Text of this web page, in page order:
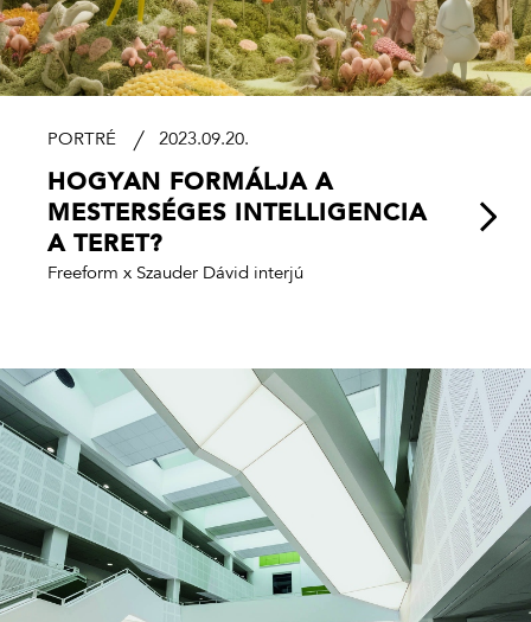
PORTRÉ 2023.09.20.
HOGYAN FORMÁLJA A
MESTERSÉGES INTELLIGENCIA
A TERET?
Freeform x Szauder Dávid interjú